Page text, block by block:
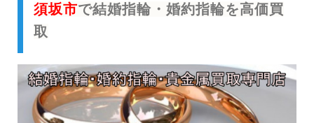
須坂市で結婚指輪・婚約指輪を高価買
取